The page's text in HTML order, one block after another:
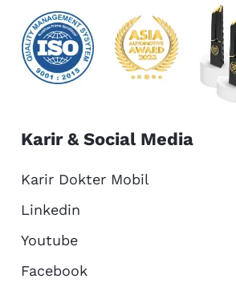
Karir & Social Media
Karir Dokter Mobil
Linkedin
Youtube
Facebook